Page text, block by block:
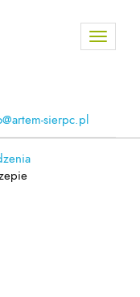
Toggle
sierpc.pl